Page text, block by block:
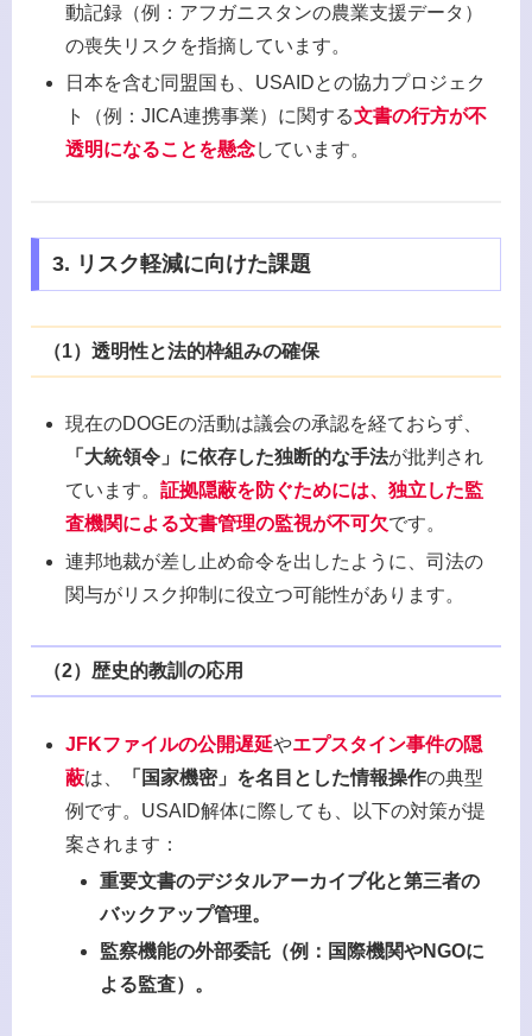
動記録（例：アフガニスタンの農業支援データ）
の喪失リスクを指摘しています。
日本を含む同盟国も、USAIDとの協力プロジェク
ト（例：JICA連携事業）に関する文書の行方が不
透明になることを懸念しています。
3. リスク軽減に向けた課題
（1） 透明性と法的枠組みの確保
現在のDOGEの活動は議会の承認を経ておらず、
「大統領令」に依存した独断的な手法が批判され
ています。証拠隠蔽を防ぐためには、独立した監
査機関による文書管理の監視が不可欠です。
連邦地裁が差し止め命令を出したように、司法の
関与がリスク抑制に役立つ可能性があります。
（2） 歴史的教訓の応用
JFKファイルの公開遅延やエプスタイン事件の隠
蔽は、 「国家機密」を名目とした情報操作の典型
例です。USAID解体に際しても、以下の対策が提
案されます：
重要文書のデジタルアーカイブ化と第三者の
バックアップ管理。
監察機能の外部委託（例：国際機関やNGOに
よる監査）。